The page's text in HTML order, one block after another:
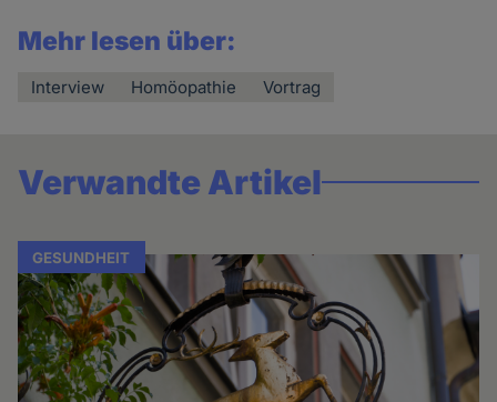
Mehr lesen über:
Interview Homöopathie Vortrag
Verwandte Artikel
GESUNDHEIT